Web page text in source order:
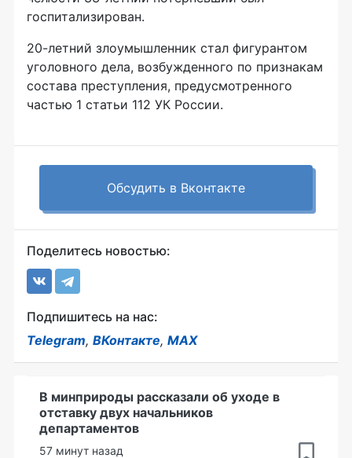
госпитализирован.
20-летний злоумышленник стал фигурантом
уголовного дела, возбужденного по признакам
состава преступления, предусмотренного
частью 1 статьи 112 УК России.
Обсудить в Вконтакте
Поделитесь новостью:
Подпишитесь на нас:
Telegram, ВКонтакте, MAX
В минприроды рассказали об уходе в
отставку двух начальников
департаментов
57 минут назад